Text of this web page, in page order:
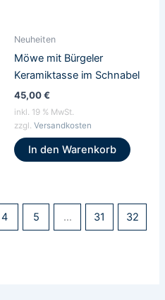
Neuheiten
Möwe mit Bürgeler
Keramiktasse im Schnabel
45,00€
inkl. 19 % MwSt.
zzgl. Versandkosten
In den Warenkorb
4 5 … 31 32